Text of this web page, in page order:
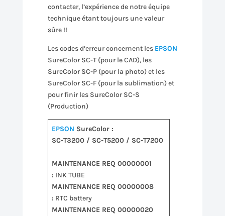
contacter, l’expérience de notre équipe
technique étant toujours une valeur
sûre !!
Les codes d’erreur concernent les EPSON
SureColor SC-T (pour le CAD), les
SureColor SC-P (pour la photo) et les
SureColor SC-F (pour la sublimation) et
pour finir les SureColor SC-S
(Production)
EPSON SureColor :
SC-T3200 / SC-T5200 / SC-T7200
MAINTENANCE REQ 00000001
: INK TUBE
MAINTENANCE REQ 00000008
: RTC battery
MAINTENANCE REQ 00000020